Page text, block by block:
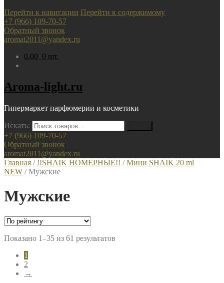
Перейти к навигации Перейти к содержимому
+7 (966) 109-70-57
Обратный звонок
aromat2011@yandex.ru
0.00 0 шт.
Aroma-light.ru
Гипермаркет парфюмерии и косметики
Искать:
+7 (966) 109-70-57
Обратный звонок
aromat2011@yandex.ru
Главная / !!SHAIK НОМЕРНЫЕ!! /Мини SHAIK 20 ml
NEW / Мужские
Мужские
Показано 1–35 из 61 результатов
1
2
→